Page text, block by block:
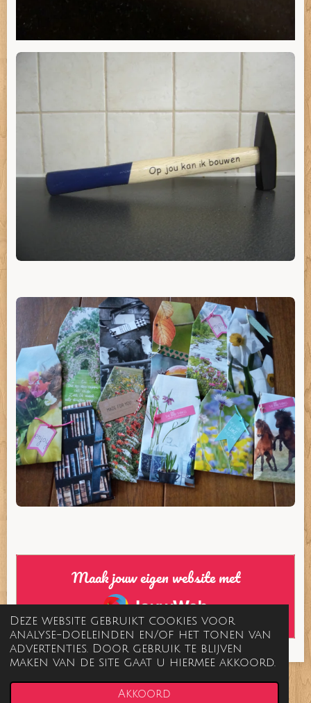
Deze website gebruikt cookies voor
analyse-doeleinden en/of het tonen van
advertenties. Door gebruik te blijven
maken van de site gaat u hiermee akkoord.
Akkoord
Maak jouw eigen website met
JouwWeb
© 2020 - 2026 madewithlove